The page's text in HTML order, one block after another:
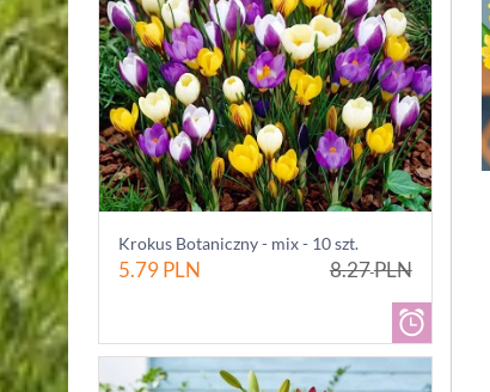
Krokus Botaniczny - mix - 10 szt.
5.79PLN 8.27PLN